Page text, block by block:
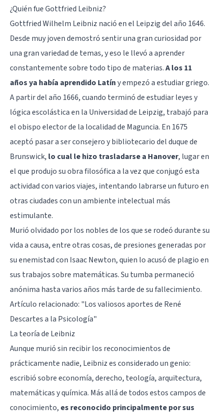
¿Quién fue Gottfried Leibniz?
Gottfried Wilhelm Leibniz nació en el Leipzig del año 1646.
Desde muy joven demostró sentir una gran curiosidad por
una gran variedad de temas, y eso le llevó a aprender
constantemente sobre todo tipo de materias.A los 11
años ya había aprendido Latíny empezó a estudiar griego.
A partir del año 1666, cuando terminó de estudiar leyes y
lógica escolástica en la Universidad de Leipzig, trabajó para
el obispo elector de la localidad de Maguncia. En 1675
aceptó pasar a ser consejero y bibliotecario del duque de
Brunswick, lo cual le hizo trasladarse a Hanover, lugar en
el que produjo su obra filosófica a la vez que conjugó esta
actividad con varios viajes, intentando labrarse un futuro en
otras ciudades con un ambiente intelectual más
estimulante.
Murió olvidado por los nobles de los que se rodeó durante su
vida a causa, entre otras cosas, de presiones generadas por
su enemistad con Isaac Newton, quien lo acusó de plagio en
sus trabajos sobre matemáticas. Su tumba permaneció
anónima hasta varios años más tarde de su fallecimiento.
Artículo relacionado: "Los valiosos aportes de René
Descartes a la Psicología"
La teoría de Leibniz
Aunque murió sin recibir los reconocimientos de
prácticamente nadie, Leibniz es considerado un genio:
escribió sobre economía, derecho, teología, arquitectura,
matemáticas y química. Más allá de todos estos campos de
conocimiento, es reconocido principalmente por sus